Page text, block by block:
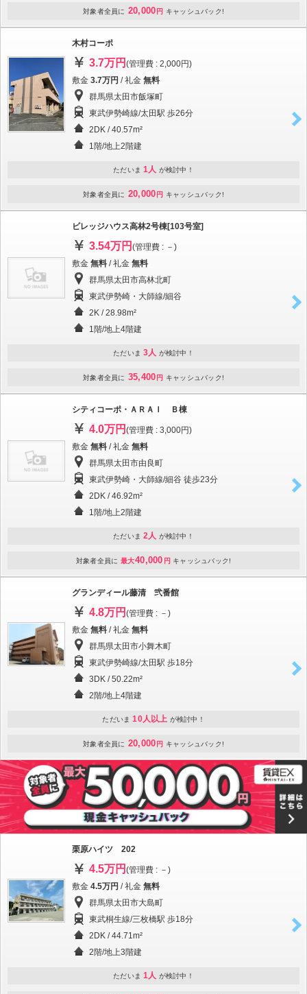
対象者全員に 20,000 円 キャッシュバック!
木村コーポ
3.7万円 (管理費 : 2,000円)
敷金 3.7万円 / 礼金 無料
群馬県太田市飯塚町
東武伊勢崎線/太田駅 歩26分
2DK / 40.57m²
1階/地上2階建
ただいま 1人 が検討中！
対象者全員に 20,000 円 キャッシュバック!
ビレッジハウス高林2号棟[103号室]
3.54万円 (管理費 : －)
敷金 無料 / 礼金 無料
群馬県太田市高林北町
東武伊勢崎・大師線/細谷
2K / 28.98m²
1階/地上4階建
ただいま 3人 が検討中！
対象者全員に 35,400 円 キャッシュバック!
シティコーポ・ＡＲＡＩ Ｂ棟
4.0万円 (管理費 : 3,000円)
敷金 無料 / 礼金 無料
群馬県太田市由良町
東武伊勢崎・大師線/細谷 徒歩23分
2DK / 46.92m²
1階/地上2階建
ただいま 2人 が検討中！
対象者全員に 最大40,000 円 キャッシュバック!
グランディール藤清 弐番館
4.8万円 (管理費 : －)
敷金 無料 / 礼金 無料
群馬県太田市小舞木町
東武伊勢崎線/太田駅 歩18分
3DK / 50.22m²
2階/地上4階建
ただいま 10人以上 が検討中！
対象者全員に 20,000 円 キャッシュバック!
栗原ハイツ 202
4.5万円 (管理費 : －)
敷金 4.5万円 / 礼金 無料
群馬県太田市大島町
東武桐生線/三枚橋駅 歩18分
2DK / 44.71m²
2階/地上3階建
ただいま 1人 が検討中！